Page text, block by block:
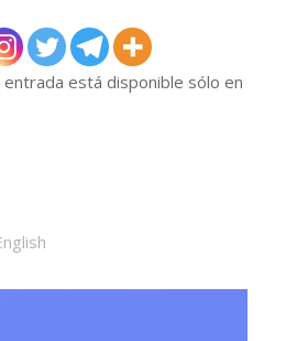
está disponible sólo en